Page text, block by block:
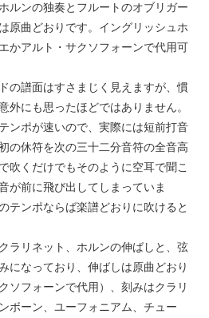
ルンの独奏とフルートのオブリガー
原曲どおりです。イングリッシュホ
かアルト・サクソフォーンで代用可
の譜面はすさまじく見えますが、慣
外にも思ったほどではありません。
ンポが速いので、実際には短前打音
の休符を次の三十二分音符の全音高
吹くだけでもそのように空耳で聞こ
が前に飛び出してしまっていま
テンポならば楽譜どおりに吹けると
ラリネット、ホルンの伸ばしと、弦
になっており、伸ばしは原曲どおり
ソフォーンで代用）、刻みはクラリ
ボーン、ユーフォニアム、チュー